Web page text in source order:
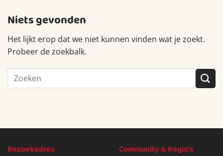
Niets gevonden
Het lijkt erop dat we niet kunnen vinden wat je zoekt.
Probeer de zoekbalk.
Bezoekadres Community & Regio's